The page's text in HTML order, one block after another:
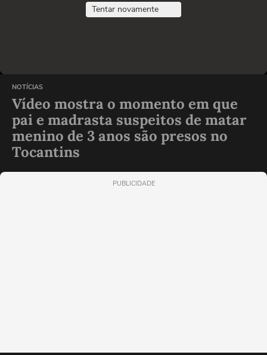
Tentar novamente
NOTÍCIAS
Vídeo mostra o momento em que
pai e madrasta suspeitos de matar
menino de 3 anos são presos no
Tocantins
PUBLICIDADE